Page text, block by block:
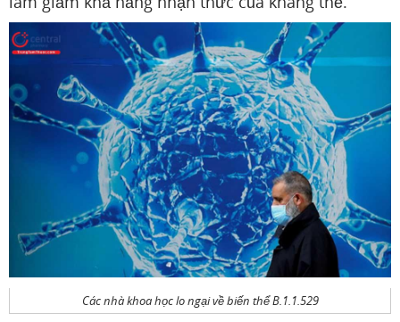
Các nhà khoa học lo ngại về biến thể B.1.1.529